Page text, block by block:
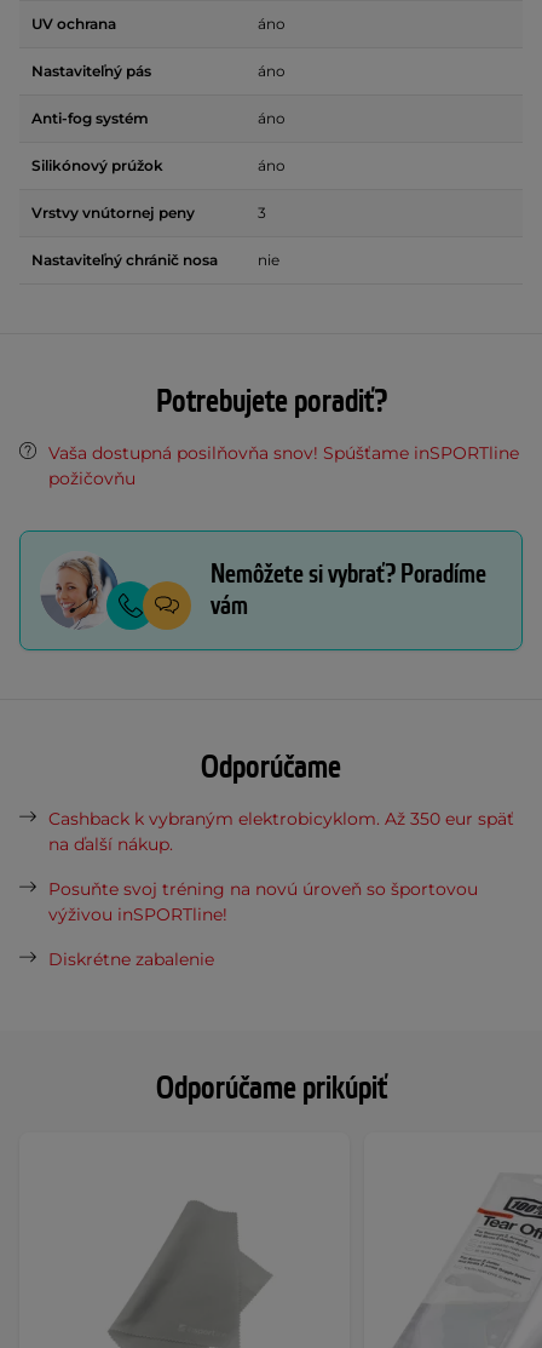
Odporúčame prikúpiť
UV ochrana áno
Nastaviteľný pás áno
Anti-fog systém áno
Silikónový prúžok áno
Vrstvy vnútornej peny 3
Nastaviteľný chránič nosa nie
Potrebujete poradiť?
Vaša dostupná posilňovňa snov! Spúšťame inSPORTline
požičovňu
Nemôžete si vybrať? Poradíme
vám
Odporúčame
Cashback k vybraným elektrobicyklom. Až 350 eur späť
na ďalší nákup.
Posuňte svoj tréning na novú úroveň so športovou
výživou inSPORTline!
Diskrétne zabalenie